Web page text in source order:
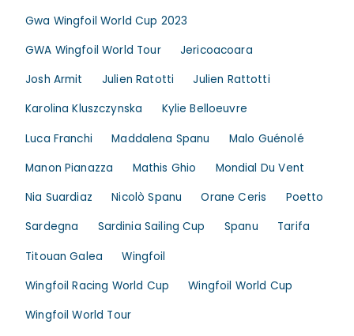
Gwa Wingfoil World Cup 2023
GWA Wingfoil World Tour
Jericoacoara
Josh Armit
Julien Ratotti
Julien Rattotti
Karolina Kluszczynska
Kylie Belloeuvre
Luca Franchi
Maddalena Spanu
Malo Guénolé
Manon Pianazza
Mathis Ghio
Mondial Du Vent
Nia Suardiaz
Nicolò Spanu Orane Ceris
Poetto
Sardegna
Sardinia Sailing Cup Spanu
Tarifa
Titouan Galea
Wingfoil
Wingfoil Racing World Cup
Wingfoil World Cup
Wingfoil World Tour